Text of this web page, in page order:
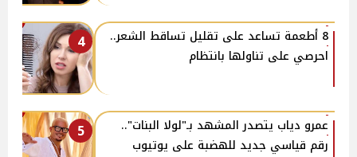
4
8 أطعمة تساعد على تقليل تساقط الشعر..
احرصي على تناولها بانتظام
5
عمرو دياب يتصدر المشهد بـ"لولا البنات"..
رقم قياسي جديد للهضبة على يوتيوب